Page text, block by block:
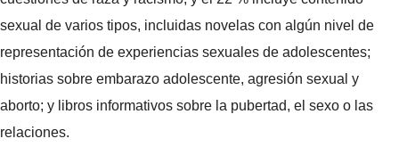
sexual de varios tipos, incluidas novelas con algún nivel de
representación de experiencias sexuales de adolescentes;
historias sobre embarazo adolescente, agresión sexual y
aborto; y libros informativos sobre la pubertad, el sexo o las
relaciones.